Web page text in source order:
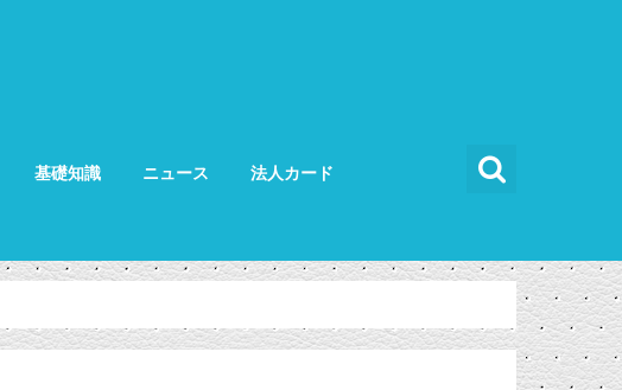
基礎知識 ニュース 法人カード